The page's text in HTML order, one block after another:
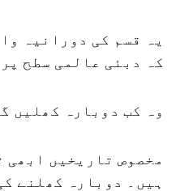
یہ قسم کی دورانیہ
کہ دبئی عالمی سطح
وہ کب دوبارہ کھلیں
مخصوص تاریخیں ابھی
ہیں۔ دوبارہ کھلنے